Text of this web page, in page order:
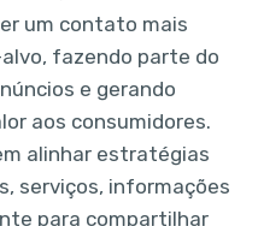
um contato mais
fazendo parte do
e gerando
aos consumidores.
alinhar estratégias
serviços, informações
para compartilhar